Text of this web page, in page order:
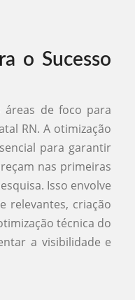
o Sucesso
áreas de foco para
RN. A otimização
para garantir
nas primeiras
Isso envolve
relevantes, criação
técnica do
a visibilidade e